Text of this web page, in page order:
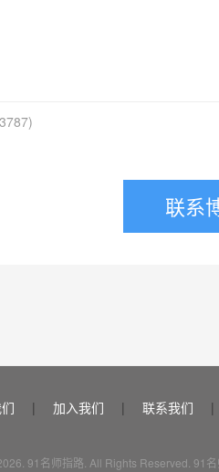
联系
| 加入我们 | 联系我们 |
91名师指路. All Rights Reserved. 91